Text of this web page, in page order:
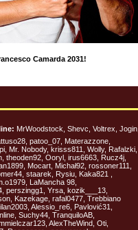
Camarda 2031!
MrWoodstock, Shevc, Voltrex, Jogin,
patoo_07, Materazzone,
Mr. Nobody, krisss811, Wolly, Rafalzki,
theoden92, Ooryl, irus6663, Rucz4j,
Mocart, Michał92, rossoner111,
staarek, Rysiu, Kaka821 ,
LaMancha 98,
perszingg1, Yrsa, kozik___13,
Kazekage, rafal0477, Trebbiano
Alessio_re6, Pavlović31,
Suchy44, TranquiloAB,
AlexTheWind, Oti,